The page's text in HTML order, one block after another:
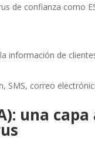
de confianza como
información de
SMS, correo
una